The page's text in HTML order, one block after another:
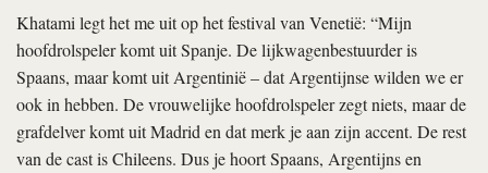
Khatami legt het me uit op het festival van Venetië: “Mijn
hoofdrolspeler komt uit Spanje. De lijkwagenbestuurder is
Spaans, maar komt uit Argentinië – dat Argentijnse wilden we er
ook in hebben. De vrouwelijke hoofdrolspeler zegt niets, maar de
grafdelver komt uit Madrid en dat merk je aan zijn accent. De rest
van de cast is Chileens. Dus je hoort Spaans, Argentijns en